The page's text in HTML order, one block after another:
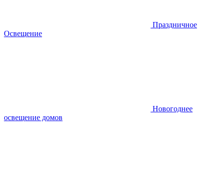
Праздничное
Освещение
Новогоднее
освещение домов